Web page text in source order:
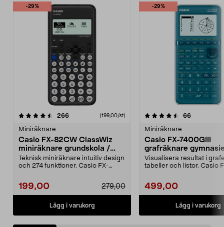
-29%
266recensioner(199,00/st)
Miniräknare
Casio FX-82CW ClassWiz
miniräknare grundskola /
gymnasiet
Teknisk miniräknare intuitiv design
och 274 funktioner. Casio FX-
199,00 279,00
Lägg i varukorg
-29%
4.5 av 5 stjärnor 66recensioner
Miniräknare
Casio FX-7400GIII
grafräknare
högskola
Visualisera resultat i
tabeller och listor. Casio
499,00
Lägg i varukorg
4.5 av 5 stjärnor